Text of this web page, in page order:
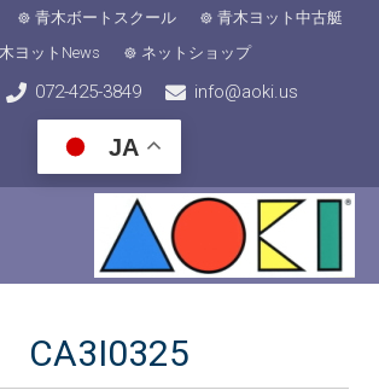
青木ボートスクール
青木ヨット中古艇
ヨットNews
ネットショップ
072-425-3849 info@aoki.us
JA
CA3I0325